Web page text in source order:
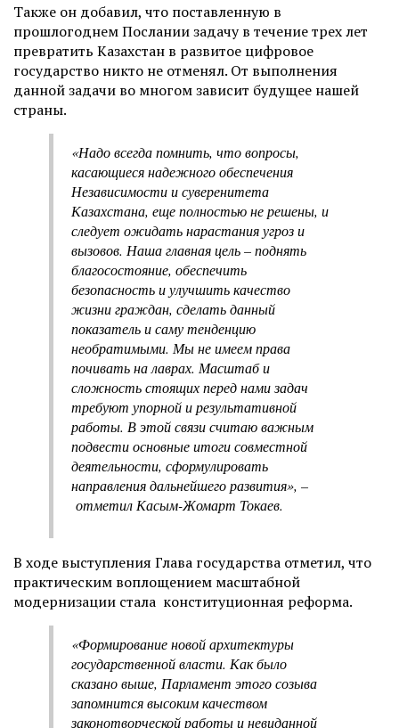
Также он добавил, что поставленную в
прошлогоднем Послании задачу в течение трех лет
превратить Казахстан в развитое цифровое
государство никто не отменял. От выполнения
данной задачи во многом зависит будущее нашей
страны.
«Надо всегда помнить, что вопросы,
касающиеся надежного обеспечения
Независимости и суверенитета
Казахстана, еще полностью не решены, и
следует ожидать нарастания угроз и
вызовов. Наша главная цель – поднять
благосостояние, обеспечить
безопасность и улучшить качество
жизни граждан, сделать данный
показатель и саму тенденцию
необратимыми. Мы не имеем права
почивать на лаврах. Масштаб и
сложность стоящих перед нами задач
требуют упорной и результативной
работы. В этой связи считаю важным
подвести основные итоги совместной
деятельности, сформулировать
направления дальнейшего развития», –
отметил Касым-Жомарт Токаев.
В ходе выступления Глава государства отметил, что
практическим воплощением масштабной
модернизации стала конституционная реформа.
«Формирование новой архитектуры
государственной власти. Как было
сказано выше, Парламент этого созыва
запомнится высоким качеством
законотворческой работы и невиданной